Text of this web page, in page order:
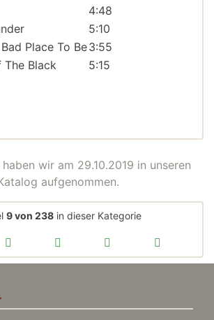
4:48
5:10
Place To Be3:55
The Black 5:15
wir am 29.10.2019 in unseren
aufgenommen.
9 von 238in dieser Kategorie